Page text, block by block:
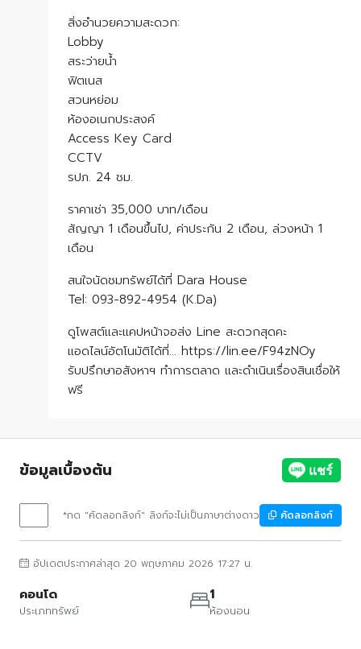
สิ่งอำนวยความสะดวก:
Lobby
สระว่ายน้ำ
ฟิตเนส
สวนหย่อม
ห้องอเนกประสงค์
Access Key Card
CCTV
รปภ. 24 ชม.
ราคาเช่า 35,000 บาท/เดือน
สัญญา 1 เดือนขึ้นไป, ค่าประกัน 2 เดือน, ล่วงหน้า 1
เดือน
สนใจนัดชมทรัพย์ได้ที่ Dara House
Tel: 093-892-4954 (K.Da)
ดูโพสต์และแคปหน้าจอส่ง Line สะดวกสุดคะ
แอดไลน์อัตโนมัติได้ที่… https://lin.ee/F94zNOy
รับปรึกษาอสังหาฯ ทำการตลาด และดำเนินเรื่องสินเชื่อให้
ฟรี
ข้อมูลเบื้องต้น
*กด "คัดลอกลิงก์" ลิงก์จะไม่เป็นภาษาต่างดาว คัดลอกลิงก์
อัปเดตประกาศล่าสุด 20 พฤษภาคม 2026 17:27 น.
คอนโด
ประเภททรัพย์
1
ห้องนอน